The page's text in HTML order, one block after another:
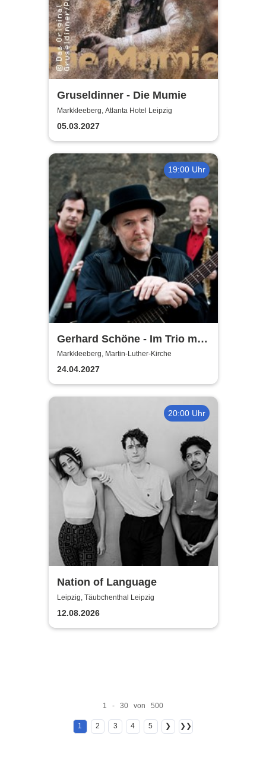
Gruseldinner - Die Mumie
Markkleeberg, Atlanta Hotel Leipzig
05.03.2027
19:00 Uhr
Gerhard Schöne - Im Trio mit
Orgel & Sax: Ich öffne die Tür
weit am Abend
Markkleeberg, Martin-Luther-Kirche
24.04.2027
20:00 Uhr
Nation of Language
Leipzig, Täubchenthal Leipzig
12.08.2026
1 - 30 von 500
1 2 3 4 5 ❯ ❯❯